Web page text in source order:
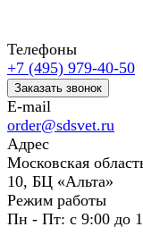
Телефоны
+7 (495) 979-40-50
Заказать звонок
E-mail
order@sdsvet.ru
Адрес
Московская
10, БЦ «Альта»
Режим работы
Пн - Пт: с 9:00 до